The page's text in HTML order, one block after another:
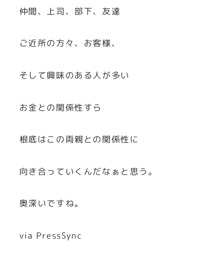
仲間、上司、部下、友達
ご近所の方々、お客様、
そして興味のある人が多い
お金との関係性すら
根底はこの両親との関係性に
向き合っていくんだなぁと思う。
奥深いですね。
via PressSync